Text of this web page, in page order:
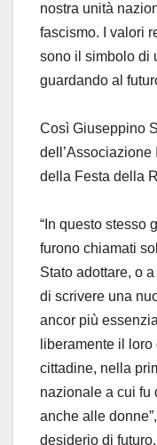
nostra unità
fascismo. I valori
sono il simbolo di
guardando al
Così Giuseppino
della Festa della
“In questo stesso
furono chiamati
Stato adottare, o
di scrivere una
ancor più
liberamente il
cittadine, nella
nazionale a cui fu
anche alle
desiderio di